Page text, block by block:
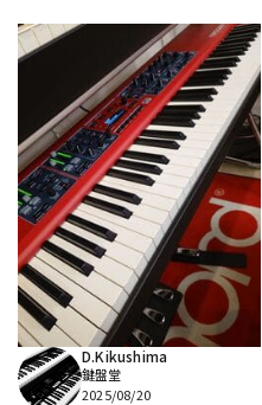
D.Kikushima
鍵盤堂
2025/08/20